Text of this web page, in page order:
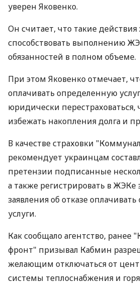
уверен Яковенко.
Он считает, что такие
способствовать выполнению
обязанностей в полном объеме.
При этом Яковенко отмечает,
оплачивать определенную
юридически перестраховаться,
избежать накопления долга и
В качестве страховки
рекомендует украинцам
претензии подписанные
а также регистрировать в ЖЭКе
заявления об отказе
услуги.
Как сообщало агентство,
фронт" призывал Кабмин
желающим отключаться от
системы теплоснабжения и